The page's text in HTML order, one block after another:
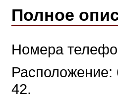
Полное
Номера
Расположение:
42.